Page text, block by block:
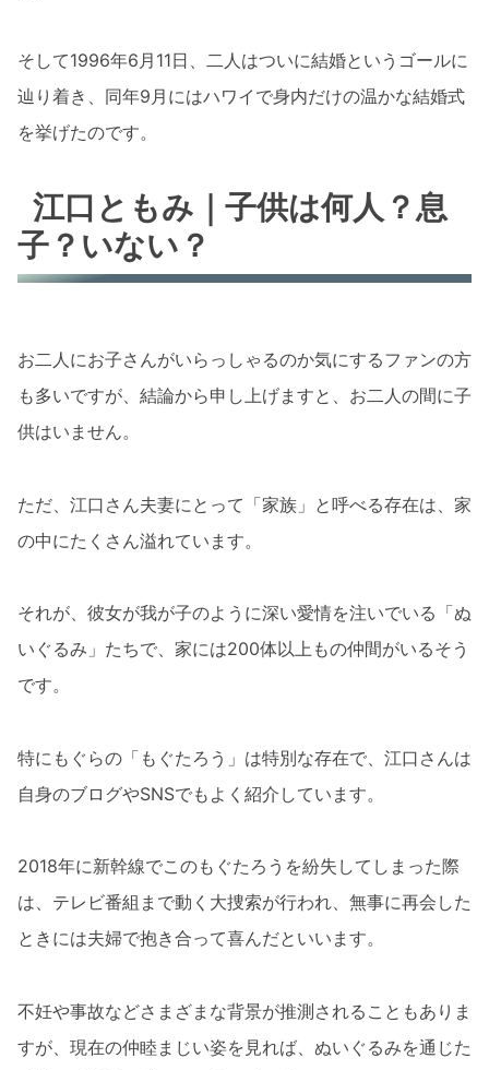
そして1996年6月11日、二人はついに結婚というゴールに
辿り着き、同年9月にはハワイで身内だけの温かな結婚式
を挙げたのです。
江口ともみ｜子供は何人？息
子？いない？
お二人にお子さんがいらっしゃるのか気にするファンの方
も多いですが、結論から申し上げますと、お二人の間に子
供はいません。
ただ、江口さん夫妻にとって「家族」と呼べる存在は、家
の中にたくさん溢れています。
それが、彼女が我が子のように深い愛情を注いでいる「ぬ
いぐるみ」たちで、家には200体以上もの仲間がいるそう
です。
特にもぐらの「もぐたろう」は特別な存在で、江口さんは
自身のブログやSNSでもよく紹介しています。
2018年に新幹線でこのもぐたろうを紛失してしまった際
は、テレビ番組まで動く大捜索が行われ、無事に再会した
ときには夫婦で抱き合って喜んだといいます。
不妊や事故などさまざまな背景が推測されることもありま
すが、現在の仲睦まじい姿を見れば、ぬいぐるみを通じた